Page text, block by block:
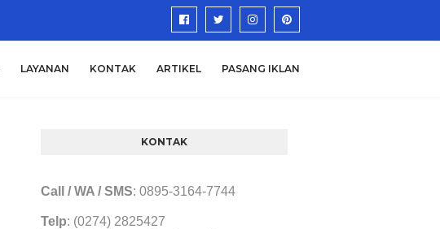
LAYANAN KONTAK ARTIKEL PASANG IKLAN
KONTAK
Call / WA / SMS: 0895-3164-7744
Telp: (0274) 2825427